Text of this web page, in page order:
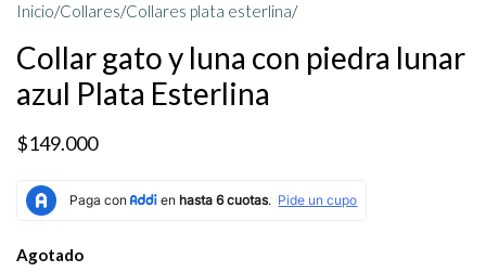
Inicio/Collares/Collares plata esterlina/
Collar gato y luna con piedra lunar
azul Plata Esterlina
$149.000
Agotado